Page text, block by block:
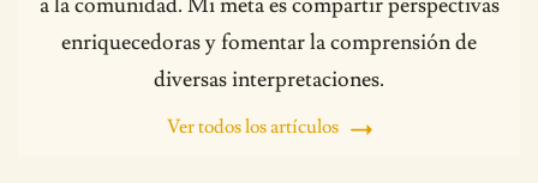
a la comunidad. Mi meta es compartir perspectivas
enriquecedoras y fomentar la comprensión de
diversas interpretaciones.
Ver todos los artículos